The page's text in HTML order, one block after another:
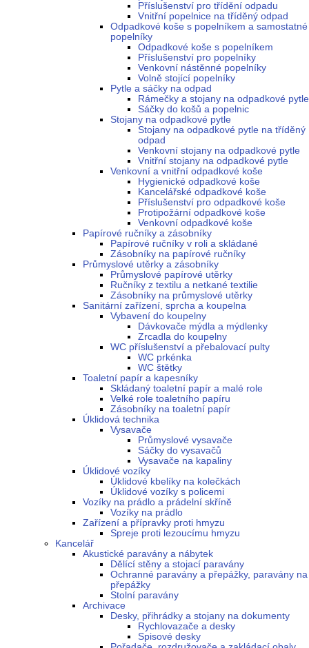
Příslušenství pro třídění odpadu
Vnitřní popelnice na tříděný odpad
Odpadkové koše s popelníkem a samostatné
popelníky
Odpadkové koše s popelníkem
Příslušenství pro popelníky
Venkovní nástěnné popelníky
Volně stojící popelníky
Pytle a sáčky na odpad
Rámečky a stojany na odpadkové pytle
Sáčky do košů a popelnic
Stojany na odpadkové pytle
Stojany na odpadkové pytle na tříděný
odpad
Venkovní stojany na odpadkové pytle
Vnitřní stojany na odpadkové pytle
Venkovní a vnitřní odpadkové koše
Hygienické odpadkové koše
Kancelářské odpadkové koše
Příslušenství pro odpadkové koše
Protipožární odpadkové koše
Venkovní odpadkové koše
Papírové ručníky a zásobníky
Papírové ručníky v roli a skládané
Zásobníky na papírové ručníky
Průmyslové utěrky a zásobníky
Průmyslové papírové utěrky
Ručníky z textilu a netkané textilie
Zásobníky na průmyslové utěrky
Sanitární zařízení, sprcha a koupelna
Vybavení do koupelny
Dávkovače mýdla a mýdlenky
Zrcadla do koupelny
WC příslušenství a přebalovací pulty
WC prkénka
WC štětky
Toaletní papír a kapesníky
Skládaný toaletní papír a malé role
Velké role toaletního papíru
Zásobníky na toaletní papír
Úklidová technika
Vysavače
Průmyslové vysavače
Sáčky do vysavačů
Vysavače na kapaliny
Úklidové vozíky
Úklidové kbelíky na kolečkách
Úklidové vozíky s policemi
Vozíky na prádlo a prádelní skříně
Vozíky na prádlo
Zařízení a přípravky proti hmyzu
Spreje proti lezoucímu hmyzu
Kancelář
Akustické paravány a nábytek
Dělící stěny a stojací paravány
Ochranné paravány a přepážky, paravány na
přepážky
Stolní paravány
Archivace
Desky, přihrádky a stojany na dokumenty
Rychlovazače a desky
Spisové desky